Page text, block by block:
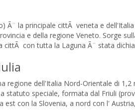
Ã¨ la principale cittÃ veneta e
sulla laguna veneta nell'omonimo golfo e dista 28 km da Treviso e
cittÃ con tutta la Laguna Ã¨ stata
dell'Italia Nord-Orientale di 1,2 milioni di
formata dal Friuli (province di Udine e
est con la Slovenia, a nord con l'